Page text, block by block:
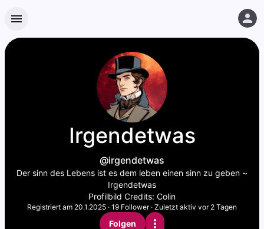
Irgendetwas
@irgendetwas
Der sinn des Lebens ist es dem leben einen sinn zu geben ~
Irgendetwas
Profilbild Credits: Colin
Registriert am 20.1.2025 · 19 Follower· Zuletzt aktiv vor 2 Tagen
Folgen